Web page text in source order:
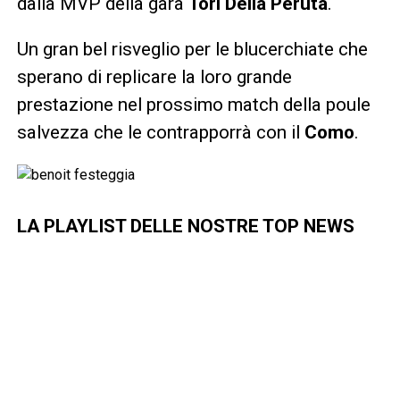
Un gran bel risveglio per le blucerchiate che
sperano di replicare la loro grande
prestazione nel prossimo match della poule
salvezza che le contrapporrà con il Como.
LA PLAYLIST DELLE NOSTRE TOP NEWS